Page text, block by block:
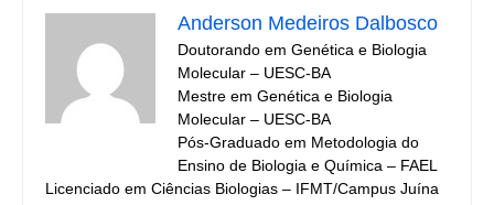
Anderson Medeiros Dalbosco
Doutorando em Genética e Biologia
Molecular – UESC-BA
Mestre em Genética e Biologia
Molecular – UESC-BA
Pós-Graduado em Metodologia do
Ensino de Biologia e Química – FAEL
Licenciado em Ciências Biologias – IFMT/Campus Juína